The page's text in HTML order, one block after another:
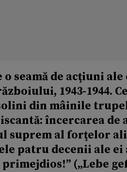
seamă de acţiuni ale
1943-1944.
din mâinile
încercarea de
suprem al forţelor
patru decenii ale ei
(„Lebe